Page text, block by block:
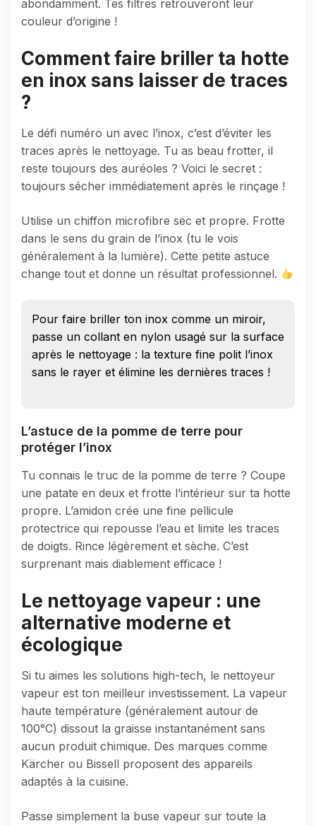
abondamment. Tes filtres retrouveront leur
couleur d’origine !
Comment faire briller ta hotte
en inox sans laisser de traces
?
Le défi numéro un avec l’inox, c’est d’éviter les
traces après le nettoyage. Tu as beau frotter, il
reste toujours des auréoles ? Voici le secret :
toujours sécher immédiatement après le rinçage !
Utilise un chiffon microfibre sec et propre. Frotte
dans le sens du grain de l’inox (tu le vois
généralement à la lumière). Cette petite astuce
change tout et donne un résultat professionnel.
Pour faire briller ton inox comme un miroir,
passe un collant en nylon usagé sur la surface
après le nettoyage : la texture fine polit l’inox
sans le rayer et élimine les dernières traces !
L’astuce de la pomme de terre pour
protéger l’inox
Tu connais le truc de la pomme de terre ? Coupe
une patate en deux et frotte l’intérieur sur ta hotte
propre. L’amidon crée une fine pellicule
protectrice qui repousse l’eau et limite les traces
de doigts. Rince légèrement et sèche. C’est
surprenant mais diablement efficace !
Le nettoyage vapeur : une
alternative moderne et
écologique
Si tu aimes les solutions high-tech, le nettoyeur
vapeur est ton meilleur investissement. La vapeur
haute température (généralement autour de
100°C) dissout la graisse instantanément sans
aucun produit chimique. Des marques comme
Kärcher ou Bissell proposent des appareils
adaptés à la cuisine.
Passe simplement la buse vapeur sur toute la